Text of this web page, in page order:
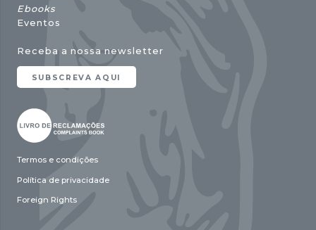
Ebooks
Eventos
Receba a nossa newsletter
SUBSCREVA AQUI
Termos e condições
Política de privacidade
Foreign Rights